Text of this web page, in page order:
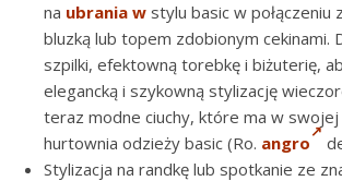
na ubrania w stylu basic w połączeniu
bluzką lub topem zdobionym cekinami.
szpilki, efektowną torebkę i biżuterię,
elegancką i szykowną stylizację
teraz modne ciuchy, które ma w
hurtownia odzieży basic (Ro. angro
Stylizacja na randkę lub spotkanie ze